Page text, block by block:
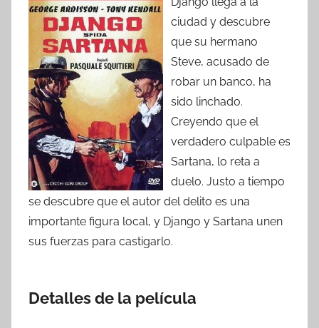
ciudad y descubre
que su hermano
Steve, acusado de
robar un banco, ha
sido linchado.
Creyendo que el
verdadero culpable es
Sartana, lo reta a
duelo. Justo a tiempo
se descubre que el autor del delito es una
importante figura local, y Django y Sartana unen
sus fuerzas para castigarlo.
Detalles de la película